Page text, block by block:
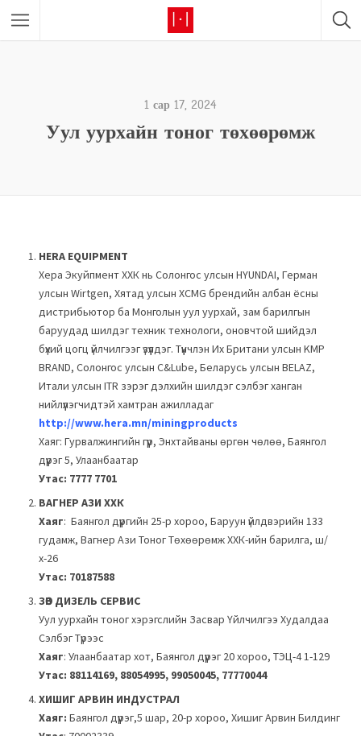
1 сар 17, 2024
Уул уурхайн тоног төхөөрөмж
HERA EQUIPMENT
Хера Экуйпмент ХХК нь Солонгос улсын HYUNDAI, Герман
улсын Wirtgen, Хятад улсын XCMG брендийн албан ёсны
дистрибьютор ба Монголын уул уурхай, зам барилгын
баруудад шилдэг техник технологи, оновчтой шийдэл
бүхий цогц үйлчилгээг үзүүлдэг. Түүнчлэн Их Британи улсын KMP
BRAND, Солонгос улсын C&Lube, Беларусь улсын BELAZ,
Итали улсын ITR зэрэг дэлхийн шилдэг сэлбэг ханган
нийлүүлэгчидтэй хамтран ажилладаг
http://www.hera.mn/miningproducts
Хаяг: Гурвалжингийн гүүр, Энхтайваны өргөн чөлөө, Баянгол
дүүрэг 5, Улаанбаатар
Утас: 7777 7701
ВАГНЕР АЗИ ХХК
Хаяг: Баянгол дүүргийн 25-р хороо, Баруун үйлдвэрийн 133
гудамж, Вагнер Ази Тоног Төхөөрөмж ХХК-ийн барилга, ш/
х-26
Утас: 70187588
ЗӨВ ДИЗЕЛЬ СЕРВИС
Уул уурхайн тоног хэрэгслийн Засвар Үйлчилгээ Худалдаа
Сэлбэг Түрээс
Хаяг: Улаанбаатар хот, Баянгол дүүрэг 20 хороо, ТЭЦ-4 1-129
Утас: 88114169, 88054995, 99050045, 77770044
ХИШИГ АРВИН ИНДУСТРАЛ
Хаяг: Баянгол дүүрэг,5 шар, 20-р хороо, Хишиг Арвин Билдинг